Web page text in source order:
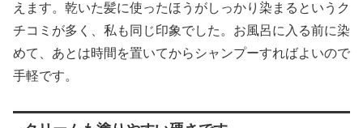
えます。乾いた髪に使ったほうがしっかり染まるというク
チコミが多く、私も同じ印象でした。お風呂に入る前に染
めて、あとは時間を置いてからシャンプーすればよいので
手軽です。